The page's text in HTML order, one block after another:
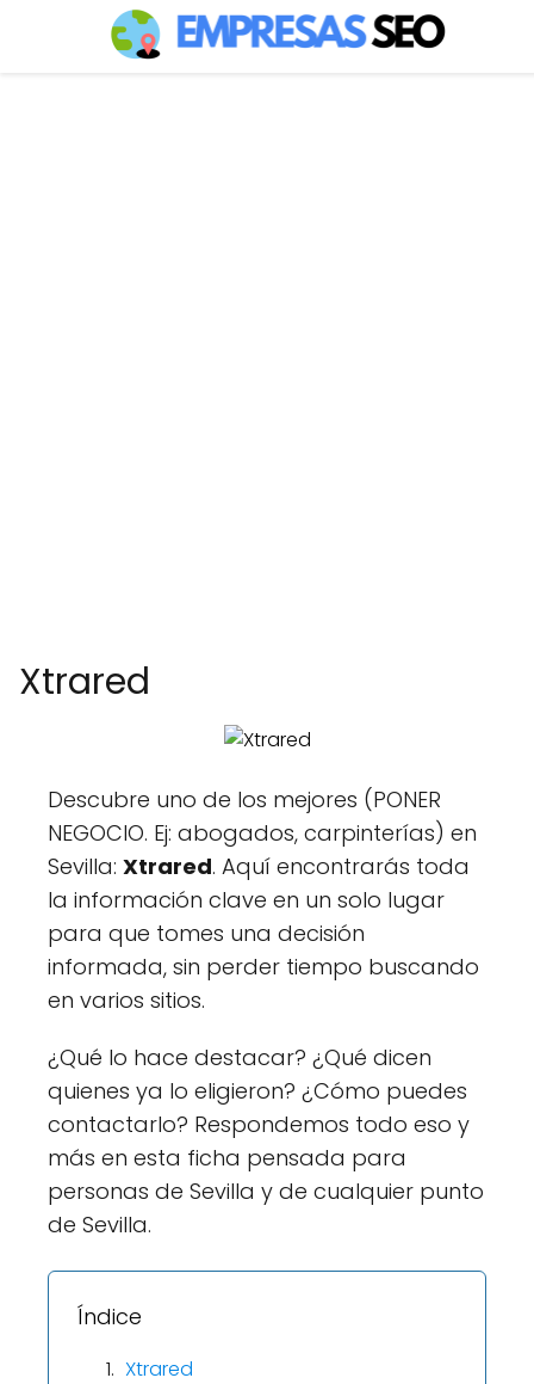
Xtrared
Descubre uno de los mejores (PONER
NEGOCIO. Ej: abogados, carpinterías) en
Sevilla: Xtrared. Aquí encontrarás toda
la información clave en un solo lugar
para que tomes una decisión
informada, sin perder tiempo buscando
en varios sitios.
¿Qué lo hace destacar? ¿Qué dicen
quienes ya lo eligieron? ¿Cómo puedes
contactarlo? Respondemos todo eso y
más en esta ficha pensada para
personas de Sevilla y de cualquier punto
de Sevilla.
Índice
Xtrared